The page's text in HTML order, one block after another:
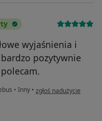
wyjaśnienia i
pozytywnie
• Inny • w opinii użytkownika
zgłoś nadużycie